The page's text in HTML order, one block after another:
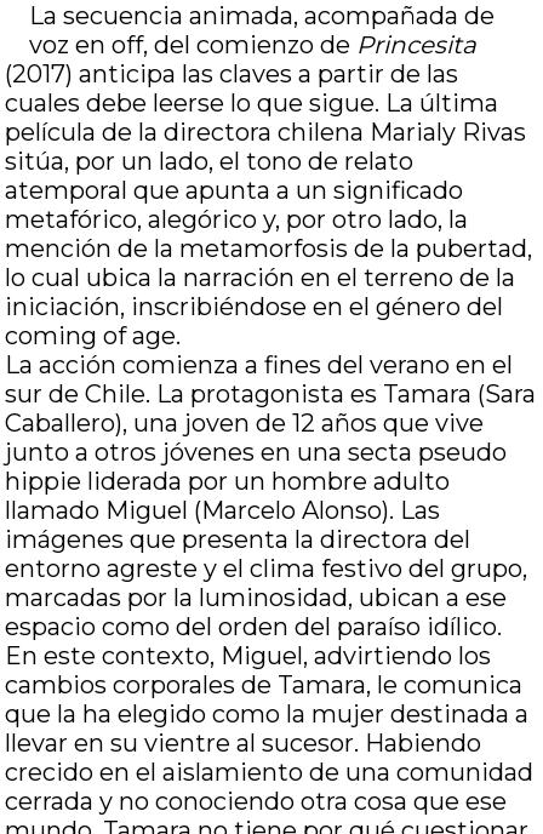
La secuencia animada, acompañada de
voz en off, del comienzo de Princesita
(2017) anticipa las claves a partir de las
cuales debe leerse lo que sigue. La última
película de la directora chilena Marialy Rivas
sitúa, por un lado, el tono de relato
atemporal que apunta a un significado
metafórico, alegórico y, por otro lado, la
mención de la metamorfosis de la pubertad,
lo cual ubica la narración en el terreno de la
iniciación, inscribiéndose en el género del
coming of age.
La acción comienza a fines del verano en el
sur de Chile. La protagonista es Tamara (Sara
Caballero), una joven de 12 años que vive
junto a otros jóvenes en una secta pseudo
hippie liderada por un hombre adulto
llamado Miguel (Marcelo Alonso). Las
imágenes que presenta la directora del
entorno agreste y el clima festivo del grupo,
marcadas por la luminosidad, ubican a ese
espacio como del orden del paraíso idílico.
En este contexto, Miguel, advirtiendo los
cambios corporales de Tamara, le comunica
que la ha elegido como la mujer destinada a
llevar en su vientre al sucesor. Habiendo
crecido en el aislamiento de una comunidad
cerrada y no conociendo otra cosa que ese